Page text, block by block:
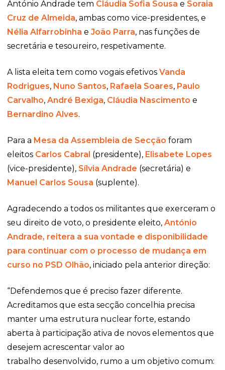
António Andrade tem Cláudia Sofia Sousa e Soraia
Cruz de Almeida, ambas como vice-presidentes, e
Nélia Alfarrobinha e João Parra, nas funções de
secretária e tesoureiro, respetivamente.
A lista eleita tem como vogais efetivos Vanda
Rodrigues, Nuno Santos, Rafaela Soares, Paulo
Carvalho, André Bexiga, Cláudia Nascimento e
Bernardino Alves.
Para a Mesa da Assembleia de Secção foram
eleitos Carlos Cabral (presidente), Elisabete Lopes
(vice-presidente), Sílvia Andrade (secretária) e
Manuel Carlos Sousa (suplente).
Agradecendo a todos os militantes que exerceram o
seu direito de voto, o presidente eleito, António
Andrade, reitera a sua vontade e disponibilidade
para continuar com o processo de mudança em
curso no PSD Olhão, iniciado pela anterior direção:
“Defendemos que é preciso fazer diferente.
Acreditamos que esta secção concelhia precisa
manter uma estrutura nuclear forte, estando
aberta à participação ativa de novos elementos que
desejem acrescentar valor ao
trabalho desenvolvido, rumo a um objetivo comum: